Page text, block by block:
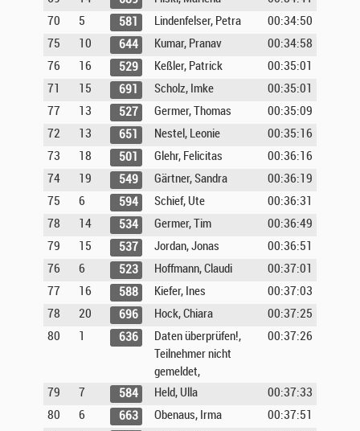
70
5 581 Lindenfelser, Petra
00:34:50
75
10 644 Kumar, Pranav
00:34:58
76
16 529 Keßler, Patrick
00:35:01
71
15 691 Scholz, Imke
00:35:01
77
13 527 Germer, Thomas
00:35:09
72
13 651 Nestel, Leonie
00:35:16
73
18 501 Glehr, Felicitas
00:36:16
74
19 549 Gärtner, Sandra
00:36:19
75
6 594 Schief, Ute
00:36:31
78
14 534 Germer, Tim
00:36:49
79
15 537 Jordan, Jonas
00:36:51
76
6 523 Hoffmann, Claudi
00:37:01
77
16 588 Kiefer, Ines
00:37:03
78
20 696 Hock, Chiara
00:37:25
80
1 636
Daten überprüfen!,
Teilnehmer nicht
gemeldet,
00:37:26
79 7 584 Held, Ulla
00:37:33
80
6 663 Obenaus, Irma
00:37:51